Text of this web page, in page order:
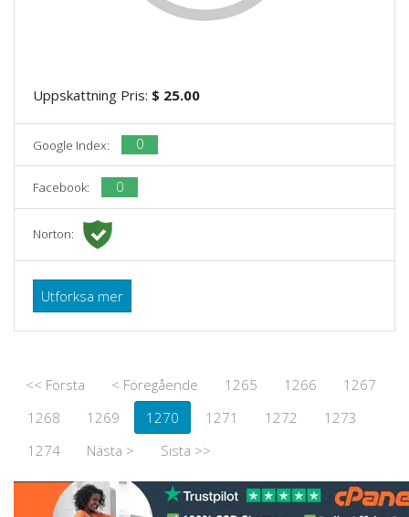
Uppskattning Pris: $ 25.00
Google Index: 0
Facebook: 0
Norton:
Utforksa mer
<< Första < Föregående 1265 1266
1267
1268
1269 1270 1271 1272
1273
1274
Nästa > Sista >>